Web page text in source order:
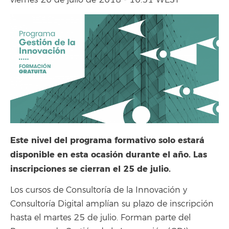
Este nivel del programa formativo solo estará
disponible en esta ocasión durante el año. Las
inscripciones se cierran el 25 de julio.
Los cursos de Consultoría de la Innovación y
Consultoría Digital amplían su plazo de inscripción
hasta el martes 25 de julio. Forman parte del